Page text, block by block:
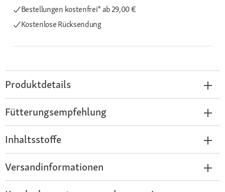
Bestellungen kostenfrei*ab 29,00 €
Kostenlose Rücksendung
Produktdetails
Fütterungsempfehlung
Inhaltsstoffe
Versandinformationen